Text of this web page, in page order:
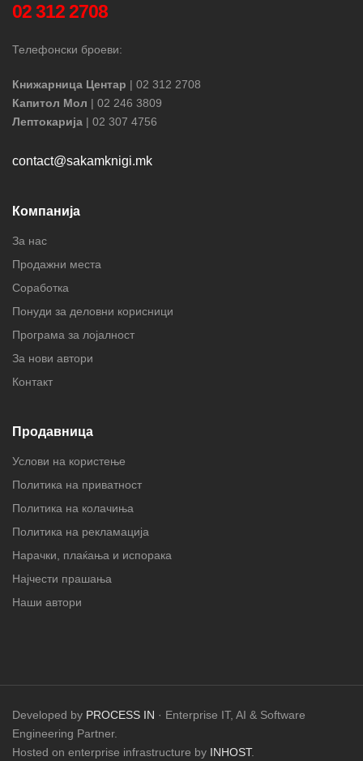
02 312 2708
Телефонски броеви:
Книжарница Центар | 02 312 2708
Капитол Мол | 02 246 3809
Лептокарија | 02 307 4756
contact@sakamknigi.mk
Компанија
За нас
Продажни места
Соработка
Понуди за деловни корисници
Програма за лојалност
За нови автори
Контакт
Продавница
Услови на користење
Политика на приватност
Политика на колачиња
Политика на рекламација
Нарачки, плаќања и испорака
Најчести прашања
Наши автори
Developed by PROCESS IN · Enterprise IT, AI & Software
Engineering Partner.
Hosted on enterprise infrastructure by INHOST.